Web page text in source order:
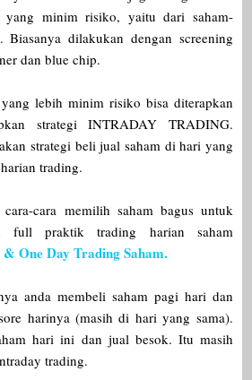
yang minim risiko, yaitu dari saham-
dilakukan dengan screening
dan blue chip.
lebih minim risiko bisa diterapkan
strategi INTRADAY TRADING.
strategi beli jual saham di hari yang
trading.
cara memilih saham bagus untuk
full praktik trading harian saham
One Day Trading Saham.
anda membeli saham pagi hari dan
harinya (masih di hari yang sama).
hari ini dan jual besok. Itu masih
trading.